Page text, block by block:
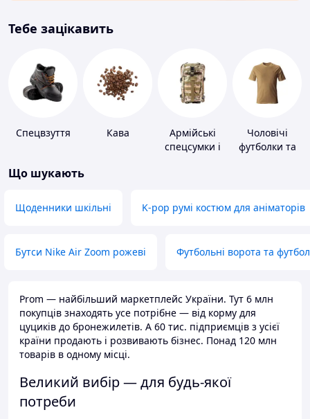
Тебе зацікавить
Спецвзуття Кава
Армійські
спецсумки і
Чоловічі
футболки та
Що шукають
Щоденники шкільні K-pop румі костюм для аніматорів
Бутси Nike Air Zoom рожеві Футбольні ворота та
Prom — найбільший маркетплейс України. Тут 6 млн
покупців знаходять усе потрібне — від корму для
цуциків до бронежилетів. А 60 тис. підприємців з усієї
країни продають і розвивають бізнес. Понад 120 млн
товарів в одному місці.
Великий вибір — для будь-якої
потреби